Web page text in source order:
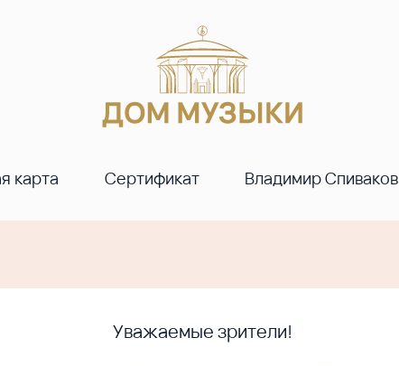
карта Сертификат Владимир Спиваков
Уважаемые зрители!